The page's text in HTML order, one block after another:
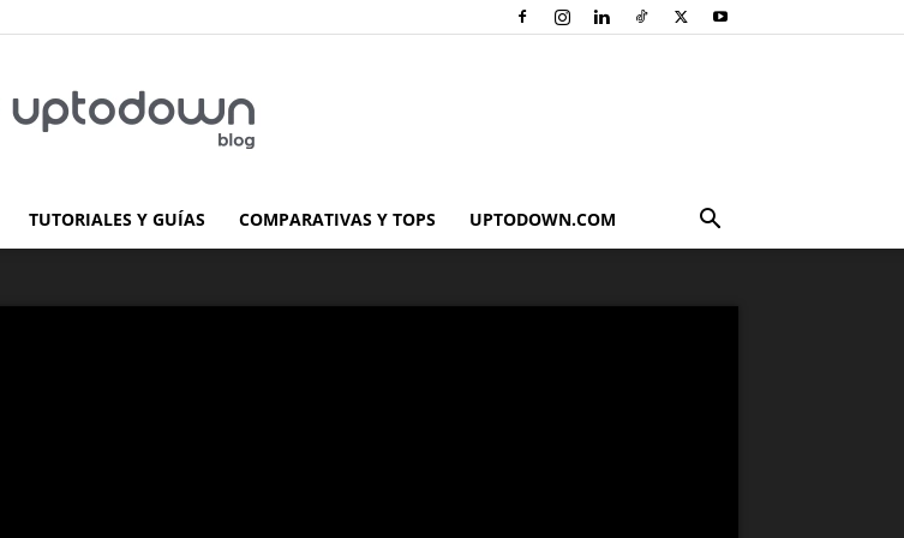
Blog
TUTORIALES Y GUÍAS COMPARATIVAS Y TOPS UPTODOWN.COM